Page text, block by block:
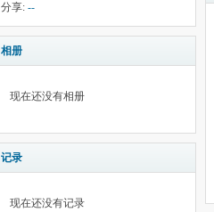
分享: --
相册
现在还没有相册
记录
现在还没有记录